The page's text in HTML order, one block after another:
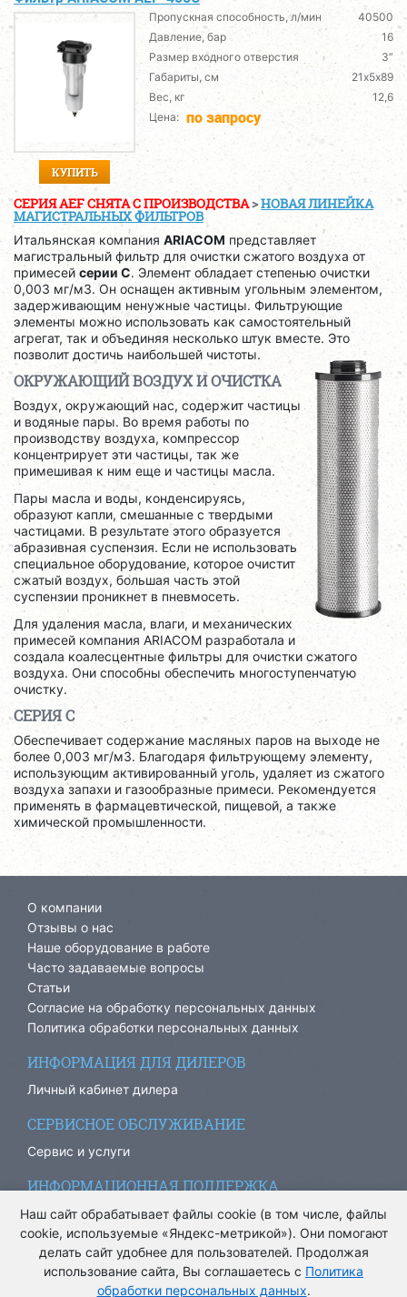
КУПИТЬ
Пропускная способность, л/мин
40500
Давление, бар
16
Размер входного отверстия
3”
Габариты, см
21х5х89
Вес, кг
12,6
Цена: по запросу
СЕРИЯ AEF CНЯТА С ПРОИЗВОДСТВА>НОВАЯ ЛИНЕЙКА
МАГИСТРАЛЬНЫХ ФИЛЬТРОВ
Итальянская компания ARIACOM представляет
магистральный фильтр для очистки сжатого воздуха от
примесейсерии C. Элемент обладает степенью очистки
0,003 мг/м3. Он оснащен активным угольным элементом,
задерживающим ненужные частицы. Фильтрующие
элементы можно использовать как самостоятельный
агрегат, так и объединяя несколько штук вместе. Это
позволит достичь наибольшей чистоты.
ОКРУЖАЮЩИЙ ВОЗДУХ И ОЧИСТКА
Воздух, окружающий нас, содержит частицы
и водяные пары. Во время работы по
производству воздуха, компрессор
концентрирует эти частицы, так же
примешивая к ним еще и частицы масла.
Пары масла и воды, конденсируясь,
образуют капли, смешанные с твердыми
частицами. В результате этого образуется
абразивная суспензия. Если не использовать
специальное оборудование, которое очистит
сжатый воздух, большая часть этой
суспензии проникнет в пневмосеть.
Для удаления масла, влаги, и механических
примесей компания ARIACOM разработала и
создала коалесцентные фильтры для очистки сжатого
воздуха. Они способны обеспечить многоступенчатую
очистку.
СЕРИЯ C
Обеспечивает содержание масляных паров на выходе не
более 0,003 мг/м3. Благодаря фильтрующему элементу,
использующим активированный уголь, удаляет из сжатого
воздуха запахи и газообразные примеси. Рекомендуется
применять в фармацевтической, пищевой, а также
химической промышленности.
О компании
Отзывы о нас
Наше оборудование в работе
Часто задаваемые вопросы
Статьи
Согласие на обработку персональных данных
Политика обработки персональных данных
ИНФОРМАЦИЯ ДЛЯ ДИЛЕРОВ
Личный кабинет дилера
СЕРВИСНОЕ ОБСЛУЖИВАНИЕ
Сервис и услуги
ИНФОРМАЦИОННАЯ ПОДДЕРЖКА
info@ariacom.ru
® Все права защищены. 2013-2026. Информация на сайте
Наш сайт обрабатывает файлы cookie (в том числе, файлы
cookie, используемые «Яндекс-метрикой»). Они помогают
делать сайт удобнее для пользователей. Продолжая
использование сайта, Вы соглашаетесь с Политика
обработки персональных данных.